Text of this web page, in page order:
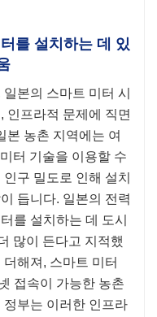
를 설치하는 데 있
본의 스마트 미터 시
인프라적 문제에 직면
본 농촌 지역에는 여
터 기술을 이용할 수
구 밀도로 인해 설치
듭니다. 일본의 전력
를 설치하는 데 도시
많이 든다고 지적했
해져, 스마트 미터
접속이 가능한 농촌
부는 이러한 인프라